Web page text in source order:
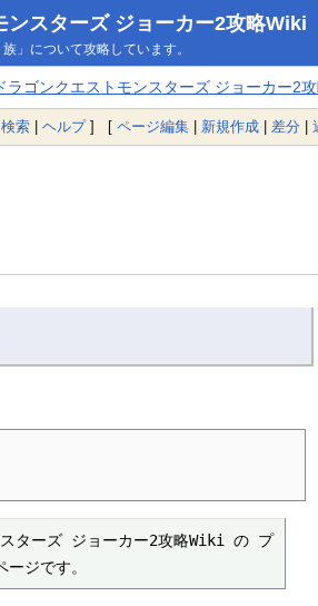
ンスターズ ジョーカー2攻略Wiki
」について攻略しています。
ラゴンクエストモンスターズ ジョーカー2
検索 | ヘルプ] [ ページ編集 | 新規作成 | 差分 |
スターズ ジョーカー2攻略Wiki の プ
ジです。